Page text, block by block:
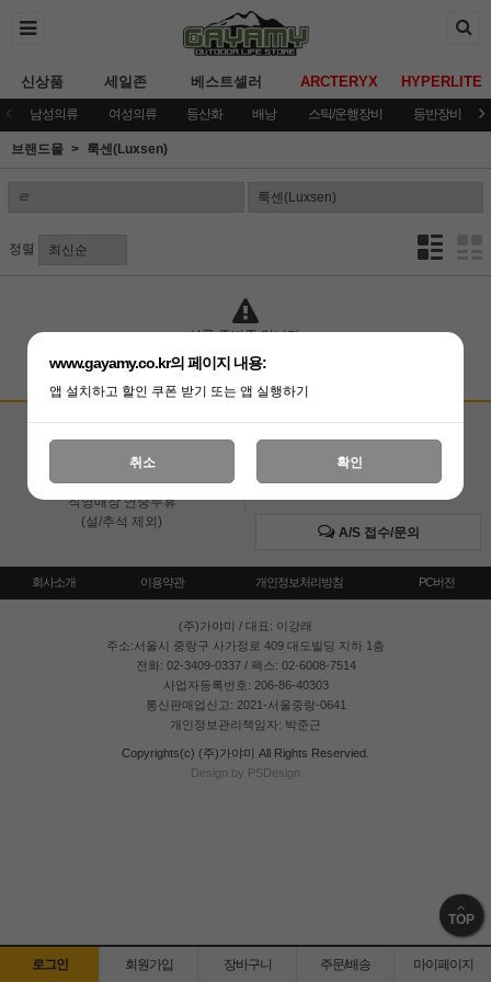
신상품 세일존 베스트셀러 ARCTERYX HYPERLITE
남성의류 여성의류 등산화 배낭 스틱/운행장비 등반장비
브랜드몰 룩센(Luxsen)
정렬
상품 준비중 입니다.
고객상담센터
온라인 : 02-3409-0337
직영매장 : 02-3409-0339
직영매장 연중무휴
(설/추석 제외)
입금계좌안내
국민은행 051001-04-100255
A/S 접수/문의
회사소개 이용약관 개인정보처리방침 PC버전
(주)가야미 / 대표: 이강래
주소:서울시 중랑구 사가정로 409 대도빌딩 지하 1층
전화: 02-3409-0337 / 팩스: 02-6008-7514
사업자등록번호: 206-86-40303
통신판매업신고: 2021-서울중랑-0641
개인정보관리책임자: 박준근
Copyrights(c) (주)가야미 All Rights Reservied.
Design by PSDesign
TOP
로그인 회원가입 장바구니 주문/배송 마이페이지
www.gayamy.co.kr의 페이지 내용:
앱 설치하고 할인 쿠폰 받기 또는 앱 실행하기
취소 확인